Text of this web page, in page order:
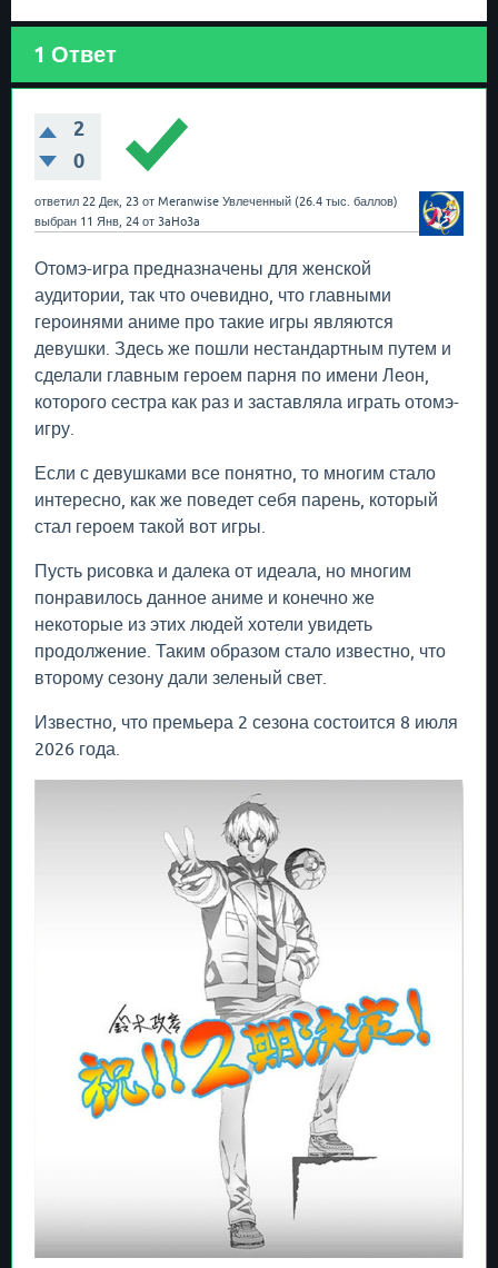
1 Ответ
2
0
ответил 22 Дек, 23 от Meranwise Увлеченный (26.4 тыс. баллов)
выбран 11 Янв, 24 от 3aHo3a
Отомэ-игра предназначены для женской
аудитории, так что очевидно, что главными
героинями аниме про такие игры являются
девушки. Здесь же пошли нестандартным путем и
сделали главным героем парня по имени Леон,
которого сестра как раз и заставляла играть отомэ-
игру.
Если с девушками все понятно, то многим стало
интересно, как же поведет себя парень, который
стал героем такой вот игры.
Пусть рисовка и далека от идеала, но многим
понравилось данное аниме и конечно же
некоторые из этих людей хотели увидеть
продолжение. Таким образом стало известно, что
второму сезону дали зеленый свет.
Известно, что премьера 2 сезона состоится 8 июля
2026 года.